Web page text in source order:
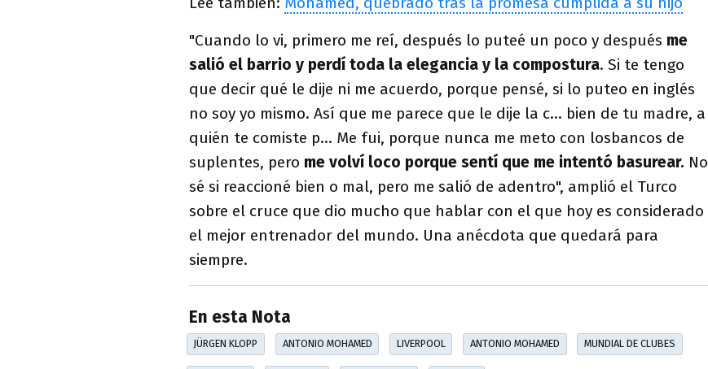
"Cuando lo vi, primero me reí, después lo puteé un poco y después me
salió el barrio y perdí toda la elegancia y la compostura. Si te tengo
que decir qué le dije ni me acuerdo, porque pensé, si lo puteo en inglés
no soy yo mismo. Así que me parece que le dije la c… bien de tu madre, a
quién te comiste p… Me fui, porque nunca me meto con losbancos de
suplentes, pero me volví loco porque sentí que me intentó basurear. No
sé si reaccioné bien o mal, pero me salió de adentro", amplió el Turco
sobre el cruce que dio mucho que hablar con el que hoy es considerado
el mejor entrenador del mundo. Una anécdota que quedará para
siempre.
En esta Nota
JÜRGEN KLOPP ANTONIO MOHAMED LIVERPOOL ANTONIO MOHAMED MUNDIAL DE CLUBES